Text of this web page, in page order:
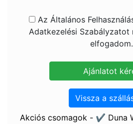
Az Általános
Adatkezelési Szabályzatot
elfogadom.
Vissza a
Akciós csomagok - ✔️ Duna